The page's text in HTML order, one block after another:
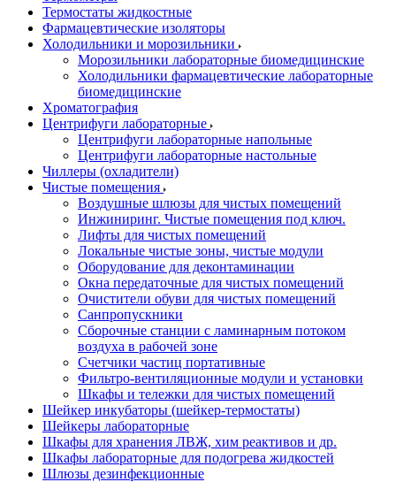
Термостаты жидкостные
Фармацевтические изоляторы
Холодильники и морозильники
Морозильники лабораторные биомедицинские
Холодильники фармацевтические лабораторные
биомедицинские
Хроматография
Центрифуги лабораторные
Центрифуги лабораторные напольные
Центрифуги лабораторные настольные
Чиллеры (охладители)
Чистые помещения
Воздушные шлюзы для чистых помещений
Инжиниринг. Чистые помещения под ключ.
Лифты для чистых помещений
Локальные чистые зоны, чистые модули
Оборудование для деконтаминации
Окна передаточные для чистых помещений
Очистители обуви для чистых помещений
Санпропускники
Сборочные станции с ламинарным потоком
воздуха в рабочей зоне
Счетчики частиц портативные
Фильтро-вентиляционные модули и установки
Шкафы и тележки для чистых помещений
Шейкер инкубаторы (шейкер-термостаты)
Шейкеры лабораторные
Шкафы для хранения ЛВЖ, хим реактивов и др.
Шкафы лабораторные для подогрева жидкостей
Шлюзы дезинфекционные